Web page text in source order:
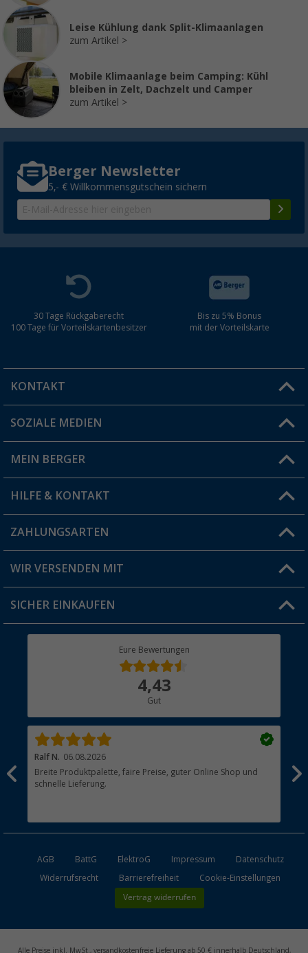
Leise Kühlung dank Split-Klimaanlagen
zum Artikel
Mobile Klimaanlage beim Camping: Kühl
bleiben in Zelt, Dachzelt und Camper
zum Artikel
Berger Newsletter
5,- € Willkommensgutschein sichern
30 Tage Rückgaberecht
100 Tage für Vorteilskartenbesitzer
Bis zu 5% Bonus
mit der Vorteilskarte
KONTAKT
Du hast eine Frage?
Filiale finden
SOZIALE MEDIEN
MEIN BERGER
Vorteilskarte
Blog
Jobs & Karriere
HILFE & KONTAKT
FAQ & Kontakt
Versandinformationen
Rücksendung
ZAHLUNGSARTEN
WIR VERSENDEN MIT
SICHER EINKAUFEN
Eure Bewertungen
4,43
Gut
Ralf N. 06.08.2026
Breite Produktpalette, faire Preise, guter Online Shop und
schnelle Lieferung.
?
AGB BattG ElektroG Impressum
Datenschutz
Widerrufsrecht
Barrierefreiheit Cookie-Einstellungen
Vertrag widerrufen
Alle Preise inkl. MwSt., versandkostenfreie Lieferung ab 50 € innerhalb Deutschland,